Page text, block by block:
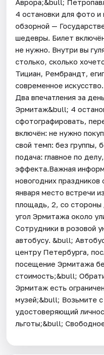
4 остановки для фото и
обзорной —
шедевры. Билет
не нужно. Внутри вы
столько, сколько
Тициан, Рембрандт,
современное
Два впечатления за
Эрмитаж&bull; 4
сфотографировать,
включён: не нужно
свой темп: без группы,
подача: главное по
эффекта.Важная
новогодних праздников
января место встречи
площадь, 2, со стороны
угол Эрмитажа около
Сотрудники в розовой
автобусу. &bull;
центру Петербурга,
посещение Эрмитажа
стоимость;&bull;
Эрмитаж есть
музей;&bull; Возьмите с
удостоверяющий
льготы;&bull;